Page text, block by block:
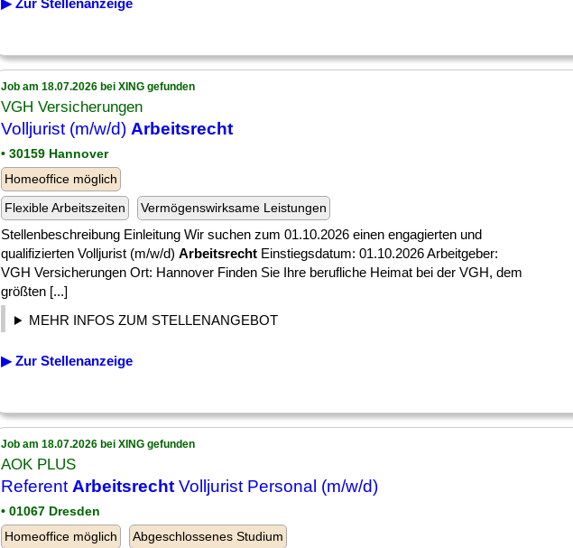
▶ Zur Stellenanzeige
Job am 18.07.2026 bei XING gefunden
VGH Versicherungen
Volljurist (m/w/d) Arbeitsrecht
• 30159 Hannover
Homeoffice möglich
Flexible Arbeitszeiten
Vermögenswirksame Leistungen
Stellenbeschreibung Einleitung Wir suchen zum 01.10.2026 einen engagierten und
qualifizierten Volljurist (m/w/d) Arbeitsrecht Einstiegsdatum: 01.10.2026 Arbeitgeber:
VGH Versicherungen Ort: Hannover Finden Sie Ihre berufliche Heimat bei der VGH, dem
größten [...]
MEHR INFOS ZUM STELLENANGEBOT
▶ Zur Stellenanzeige
Job am 18.07.2026 bei XING gefunden
AOK PLUS
Referent Arbeitsrecht Volljurist Personal (m/w/d)
• 01067 Dresden
Homeoffice möglich
Abgeschlossenes Studium